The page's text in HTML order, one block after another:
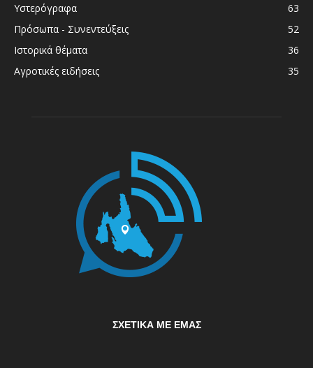
Υστερόγραφα
63
Πρόσωπα - Συνεντεύξεις
52
Ιστορικά θέματα
36
Αγροτικές ειδήσεις
35
ΣΧΕΤΙΚΆ ΜΕ ΕΜΆΣ